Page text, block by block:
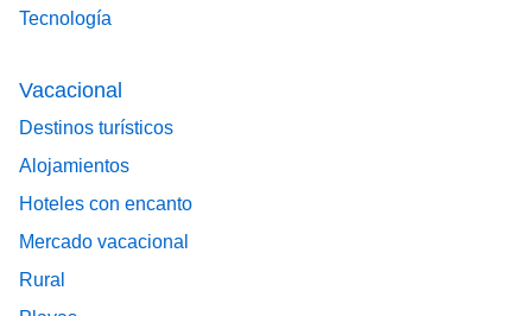
Tecnología
Vacacional
Destinos turísticos
Alojamientos
Hoteles con encanto
Mercado vacacional
Rural